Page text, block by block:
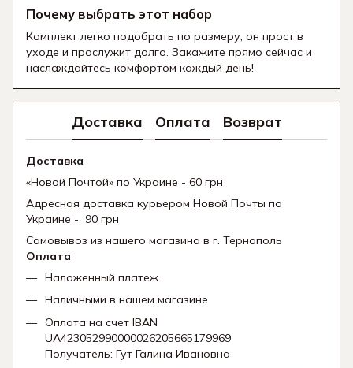
Почему выбрать этот набор
Комплект легко подобрать по размеру, он прост в
уходе и прослужит долго. Закажите прямо сейчас и
наслаждайтесь комфортом каждый день!
Доставка Оплата Возврат
Доставка
«Новой Почтой» по Украине - 60 грн
Адресная доставка курьером Новой Почты по
Украине - 90 грн
Самовывоз из нашего магазина в г. Тернополь
Оплата
Наложенный платеж
Наличными в нашем магазине
Оплата на счет IBAN
UA423052990000026205665179969
Получатель: Гут Галина Ивановна